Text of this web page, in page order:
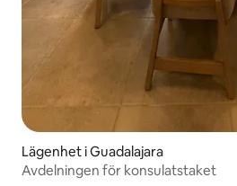
Lägenhet i Guadalajara
Avdelningen för konsulatstaket